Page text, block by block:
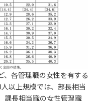
、各管理職の女性を有する
以上規模では、部長相当
課長相当職の女性管理職